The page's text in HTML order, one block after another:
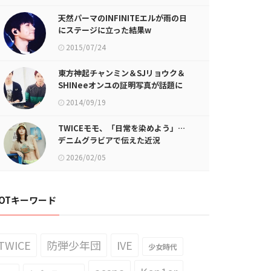
天然パーマのINFINITEエルが雨の日
にステージに立った結果w
2015/07/24
東方神起チャンミン＆SJリョウク＆
SHINeeオンユの証明写真が話題に
2014/09/19
TWICEモモ、「日常を染めよう」…
デニムグラビアで伝えた近況
2026/02/05
キーワード
防弾少年団 IVE 少女時代